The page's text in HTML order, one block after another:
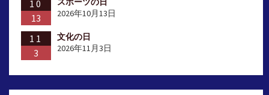
10
13
2026年10月13日
11
3
文化の日
2026年11月3日